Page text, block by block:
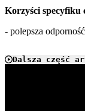
Korzyści specyfiku
- polepsza
Dalsza część